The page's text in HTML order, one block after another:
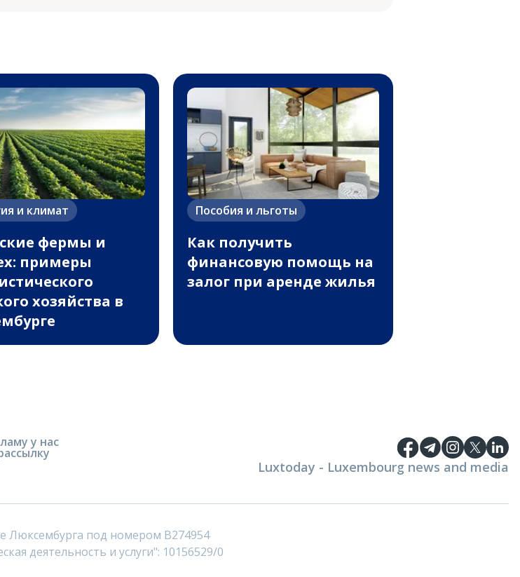
и климат
фермы и
примеры
хозяйства в
Пособия и льготы
Как получить
финансовую помощь на
залог при аренде жилья
у нас
Luxtoday - Luxembourg news and media
Люксембурга под номером B274954
деятельность и услуги": 10156529/0